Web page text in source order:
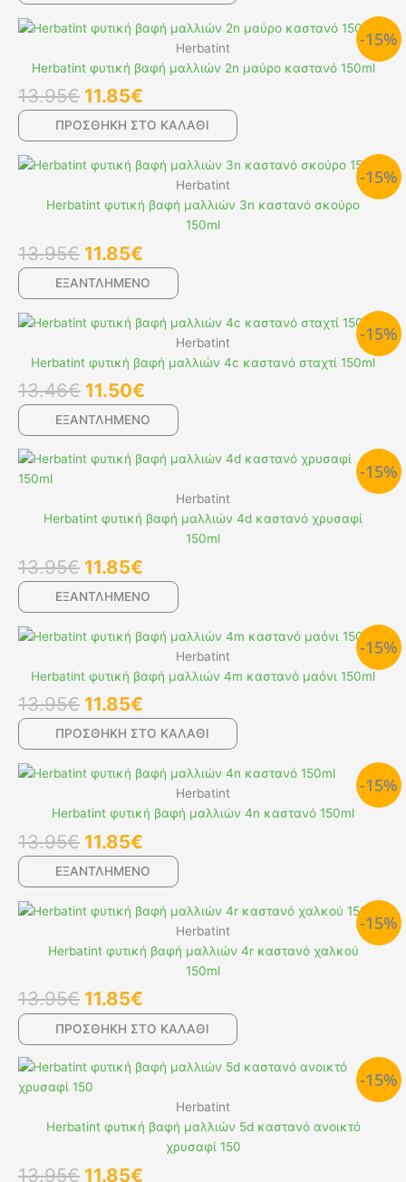
-15%
Herbatint
Herbatint φυτική βαφή μαλλιών 2n μαύρο καστανό 150ml
13.95€
Original
was:
13.95€.
11.85€
Η
τρέχουσα
τιμή
11.85€.
ΠΡΟΣΘΉΚΗ ΣΤΟ ΚΑΛΆΘΙ
-15%
Herbatint
Herbatint φυτική βαφή μαλλιών 3n καστανό σκούρο
150ml
13.95€
Original
was:
11.85€
Η
τρέχουσα
τιμή
είναι:
ΕΞΑΝΤΛΗΜΕΝΟ
-15%
Herbatint
Herbatint φυτική βαφή μαλλιών 4c καστανό σταχτί 150ml
13.46€
Original
was:
13.46€.
11.50€
Η
τρέχουσα
τιμή
11.50€.
ΕΞΑΝΤΛΗΜΕΝΟ
-15%
Herbatint
Herbatint φυτική βαφή μαλλιών 4d καστανό χρυσαφί
150ml
13.95€
Original
13.95€.
11.85€
Η
τιμή
είναι:
11.85€.
ΕΞΑΝΤΛΗΜΕΝΟ
-15%
Herbatint
Herbatint φυτική βαφή μαλλιών 4m καστανό μαόνι 150ml
13.95€
Original
was:
13.95€.
11.85€
Η
τρέχουσα
τιμή
11.85€.
ΠΡΟΣΘΉΚΗ ΣΤΟ ΚΑΛΆΘΙ
-15%
Herbatint
Herbatint φυτική βαφή μαλλιών 4n καστανό 150ml
13.95€
Original
was:
13.95€.
11.85€
Η
τρέχουσα
τιμή
11.85€.
ΕΞΑΝΤΛΗΜΕΝΟ
-15%
Herbatint
Herbatint φυτική βαφή μαλλιών 4r καστανό χαλκού
150ml
13.95€
Original
was:
11.85€
Η
τρέχουσα
τιμή
είναι:
ΠΡΟΣΘΉΚΗ ΣΤΟ ΚΑΛΆΘΙ
-15%
Herbatint
Herbatint φυτική βαφή μαλλιών 5d καστανό ανοικτό
χρυσαφί 150
13.95€
Original
price
13.95€.
11.85€
Η
τιμή
είναι:
11.85€.